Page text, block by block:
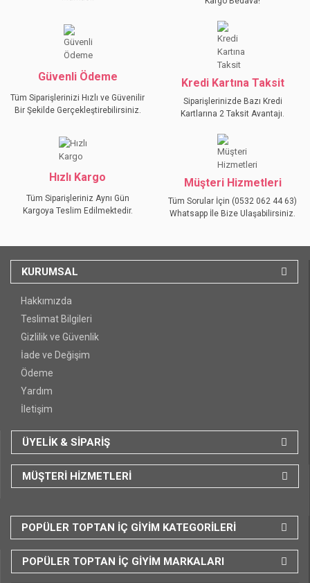
Ürün fiyatı diğer sitelerden daha pahalı.
Bu ürüne benzer farklı alternatifler olmalı.
Güvenli Ödeme
Tüm Siparişlerinizi Hızlı ve Güvenilir
Bir Şekilde Gerçekleştirebilirsiniz.
Kredi Kartına Taksit
Siparişlerinizde Bazı Kredi
Kartlarına 2 Taksit Avantajı.
Hızlı Kargo
Tüm Siparişleriniz Aynı Gün
Kargoya Teslim Edilmektedir.
Müşteri Hizmetleri
Tüm Sorular İçin (0532 062 44 63)
Whatsapp İle Bize Ulaşabilirsiniz.
KURUMSAL
Hakkımızda
Teslimat Bilgileri
Gizlilik ve Güvenlik
İade ve Değişim
Ödeme
Yardım
İletişim
ÜYELİK & SİPARİŞ
MÜŞTERİ HİZMETLERİ
POPÜLER TOPTAN İÇ GİYİM KATEGORİLERİ
POPÜLER TOPTAN İÇ GİYİM MARKALARI